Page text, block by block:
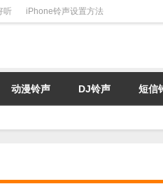
听 iPhone铃声设置方法
动漫铃声 DJ铃声 短信